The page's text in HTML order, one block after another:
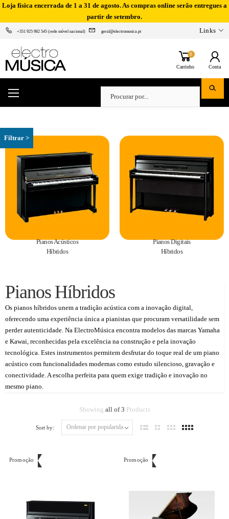
Loja física encerrada de 1 a 31 de agosto. As compras online serão entregues a
partir de setembro.
+351 925 982 545 (rede móvel nacional) geral@electromusica.pt Links
0
Carrinho Conta
Pianos Acústicos
Híbridos
Pianos Digitais
Híbridos
Pianos Híbridos
Os pianos híbridos unem a tradição acústica com a inovação digital,
oferecendo uma experiência única a pianistas que procuram versatilidade sem
perder autenticidade. Na ElectroMúsica encontra modelos das marcas Yamaha
e Kawai, reconhecidas pela excelência na construção e pela inovação
tecnológica. Estes instrumentos permitem desfrutar do toque real de um piano
acústico com funcionalidades modernas como estudo silencioso, gravação e
conectividade. A escolha perfeita para quem exige tradição e inovação no
mesmo piano.
Showing all of 3 Products
Sort by:
Promoção Promoção